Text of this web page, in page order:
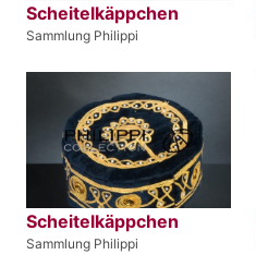
Scheitelkäppchen
Sammlung Philippi
Scheitelkäppchen
Sammlung Philippi